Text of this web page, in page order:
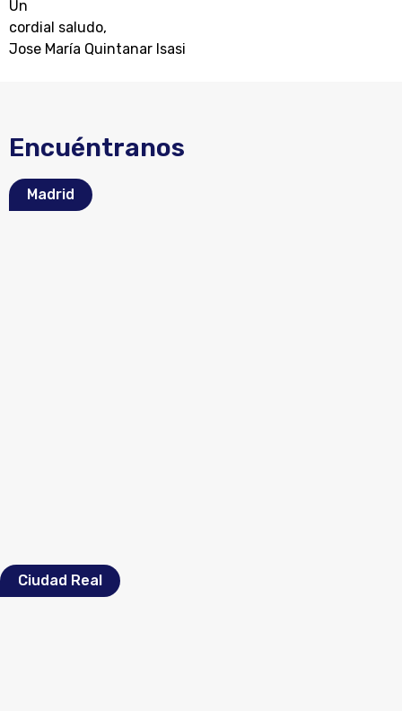
Un
cordial saludo,
Jose María Quintanar Isasi
Encuéntranos
Madrid
Ciudad Real